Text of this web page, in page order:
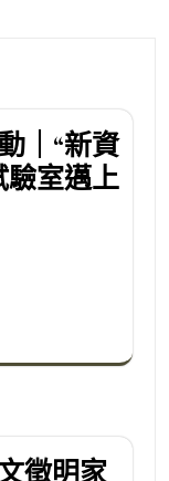
｜“新資
驗室邁上
徵明家